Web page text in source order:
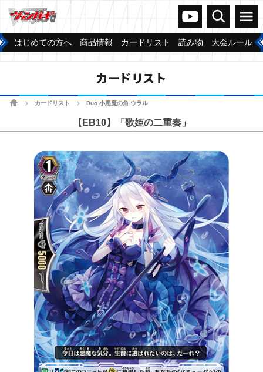
ヴァンガードch
検索 メニュー
はじめての方へ 商品情報 カードリスト 読み物 大会ルール
カードリスト
ホームカードリスト Duo 小悪魔の角 ウラル
【EB10】「歌姫の二重奏」